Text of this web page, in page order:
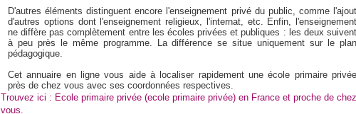
D'autres éléments distinguent encore l'enseignement privé du public, comme l'ajout
d'autres options dont l'enseignement religieux, l'internat, etc. Enfin, l'enseignement
ne diffère pas complètement entre les écoles privées et publiques : les deux suivent
à peu près le même programme. La différence se situe uniquement sur le plan
pédagogique.
Cet annuaire en ligne vous aide à localiser rapidement une école primaire privée
près de chez vous avec ses coordonnées respectives.
Trouvez ici : Ecole primaire privée (ecole primaire privée) en France et proche de chez
vous.